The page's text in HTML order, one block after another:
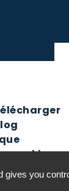
cookies
-
gives you